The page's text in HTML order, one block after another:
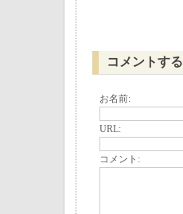
コメントする
お名前:
URL:
コメント: